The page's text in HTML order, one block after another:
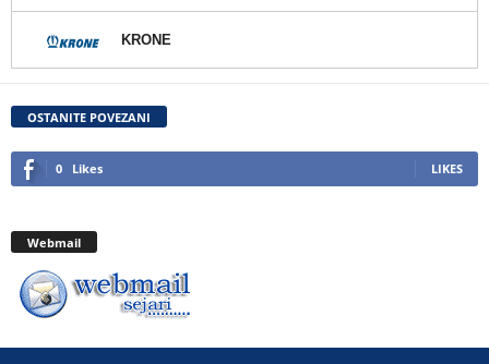
KRONE
OSTANITE POVEZANI
0 Likes LIKES
Webmail